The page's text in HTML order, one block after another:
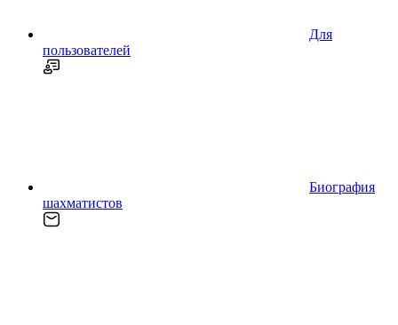
Для
пользователей
Биография
шахматистов